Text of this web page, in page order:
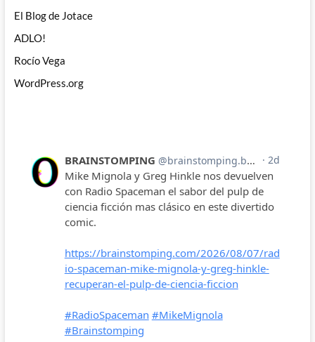
El Blog de Jotace
ADLO!
Rocío Vega
WordPress.org